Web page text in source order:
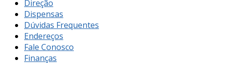
Direção
Dispensas
Dúvidas Frequentes
Endereços
Fale Conosco
Finanças